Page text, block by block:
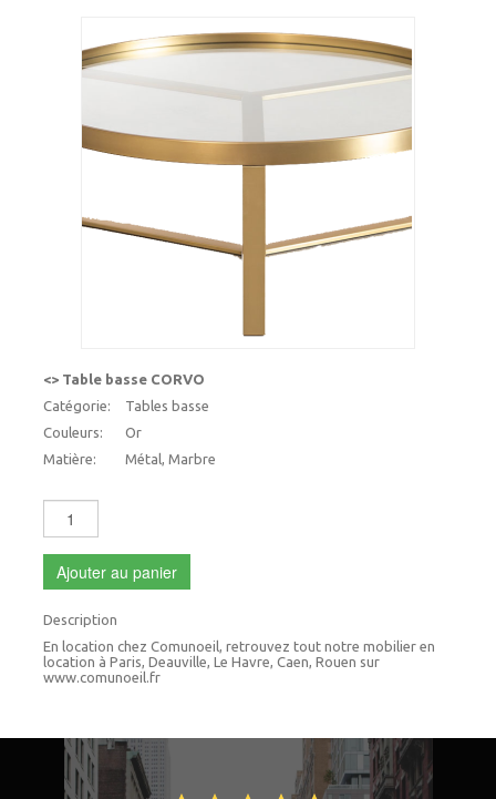
<> Table basse CORVO
Catégorie:
Tables basse
Couleurs:
Or
Matière:
Métal, Marbre
Ajouter au panier
Description
En location chez Comunoeil, retrouvez tout notre mobilier en
location à Paris, Deauville, Le Havre, Caen, Rouen sur
www.comunoeil.fr